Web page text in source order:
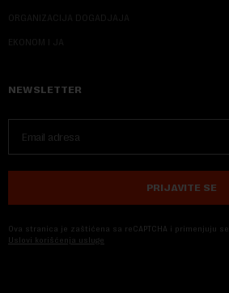
ORGANIZACIJA DOGADJAJA
EKONOM I JA
NEWSLETTER
PRIJAVITE SE
Ova stranica je zaštićena sa reCAPTCHA i primenjuju se
Uslovi korišćenja usluge